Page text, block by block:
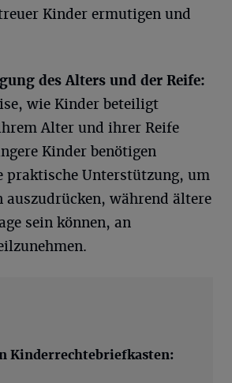
Kinder ermutigen und
des Alters und der Reife:
wie Kinder beteiligt
Alter und ihrer Reife
Kinder benötigen
praktische Unterstützung, um
auszudrücken, während ältere
sein können, an
Kinderrechtebriefkasten: